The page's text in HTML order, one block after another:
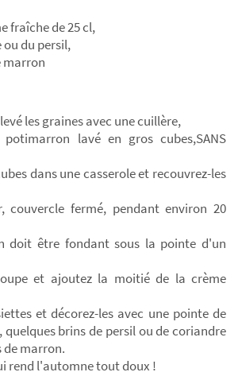
fraîche de 25 cl,
du persil,
marron
les graines avec une cuillère,
lavé en gros cubes,SANS
dans une casserole et recouvrez-les
couvercle fermé, pendant environ 20
doit être fondant sous la pointe d'un
et ajoutez la moitié de la crème
et décorez-les avec une pointe de
brins de persil ou de coriandre
de marron.
rend l'automne tout doux !